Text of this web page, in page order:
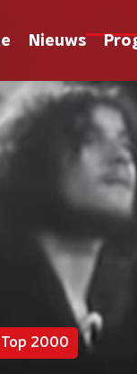
Nieuws
Top 2000